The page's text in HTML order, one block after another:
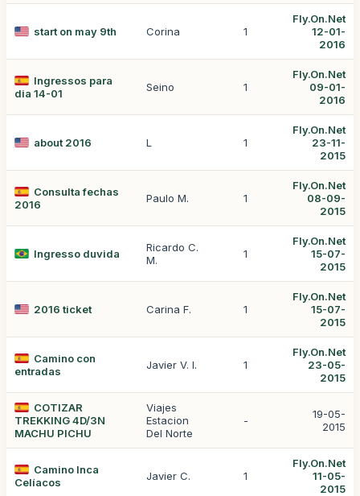
start on may 9th Corina 1
Fly.On.Net
12-01-
2016
Ingressos para
dia 14-01
Seino 1
Fly.On.Net
09-01-
2016
about 2016 L 1
Fly.On.Net
23-11-
2015
Consulta fechas
2016
Paulo M. 1
Fly.On.Net
08-09-
2015
Ingresso duvida
Ricardo C.
M.
1
Fly.On.Net
15-07-
2015
2016 ticket Carina F. 1
Fly.On.Net
15-07-
2015
Camino con
entradas
Javier V. I. 1
Fly.On.Net
23-05-
2015
COTIZAR
TREKKING 4D/3N
MACHU PICHU
Viajes
Estacion
Del Norte
-
19-05-
2015
Camino Inca
Celíacos
Javier C. 1
Fly.On.Net
11-05-
2015